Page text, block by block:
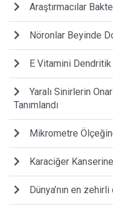
Araştırmacılar
Nöronlar Beyinde
E Vitamini
Yaralı Sinirlerin
Tanımlandı
Mikrometre
Karaciğer
Dünya’nın en